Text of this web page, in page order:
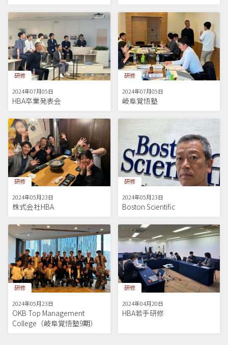
研修
2024年07月05日
HBA卒業発表会
研修
2024年07月05日
岐阜覚悟塾
研修
2024年05月23日
株式会社HBA
研修
2024年05月23日
Boston Scientific
研修
2024年05月23日
OKB Top Management
College（岐阜覚悟塾9期）
研修
2024年04月20日
HBA若手研修